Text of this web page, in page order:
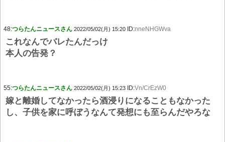
48:つらたんニュースさん 2022/05/02(月) 15:20 ID:nneNHGWva
これなんでバレたんだっけ
本人の告発？
55:つらたんニュースさん 2022/05/02(月) 15:23 ID:Vn/CrEzW0
嫁と離婚してなかったら酒浸りになることもなかった
し、子供を家に呼ぼうなんて発想にも至らんだやろな